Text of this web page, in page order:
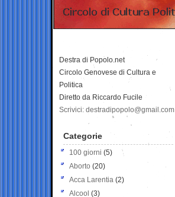
Destra di Popolo.net
Circolo Genovese di Cultura e
Politica
Diretto da Riccardo Fucile
Scrivici: destradipopolo@gmail.com
Categorie
100 giorni (5)
Aborto (20)
Acca Larentia (2)
Alcool (3)